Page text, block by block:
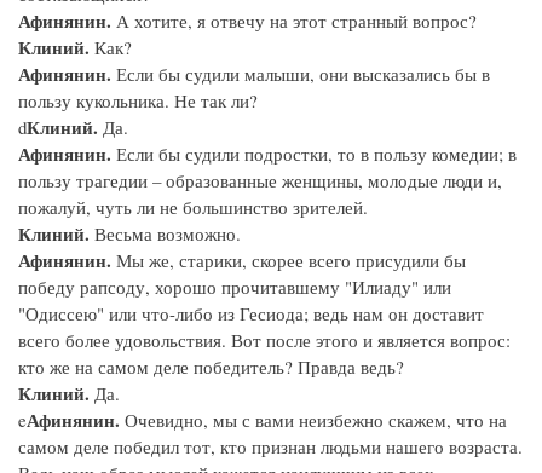
Афинянин. А хотите, я отвечу на этот странный вопрос?
Клиний. Как?
Афинянин. Если бы судили малыши, они высказались бы в
пользу кукольника. Не так ли?
dКлиний. Да.
Афинянин. Если бы судили подростки, то в пользу комедии; в
пользу трагедии – образованные женщины, молодые люди и,
пожалуй, чуть ли не большинство зрителей.
Клиний. Весьма возможно.
Афинянин. Мы же, старики, скорее всего присудили бы
победу рапсоду, хорошо прочитавшему "Илиаду" или
"Одиссею" или что-либо из Гесиода; ведь нам он доставит
всего более удовольствия. Вот после этого и является вопрос:
кто же на самом деле победитель? Правда ведь?
Клиний. Да.
eАфинянин. Очевидно, мы с вами неизбежно скажем, что на
самом деле победил тот, кто признан людьми нашего возраста.